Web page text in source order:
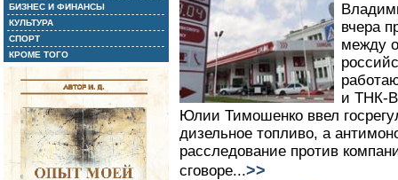
БИЗНЕС И ФИНАНСЫ
КУЛЬТУРА
СПОРТ
КРОМЕ ТОГО
вчера
между
и ТНК-
Юлии Тимошенко ввел
дизельное топливо, а
расследование против
сговоре...>>